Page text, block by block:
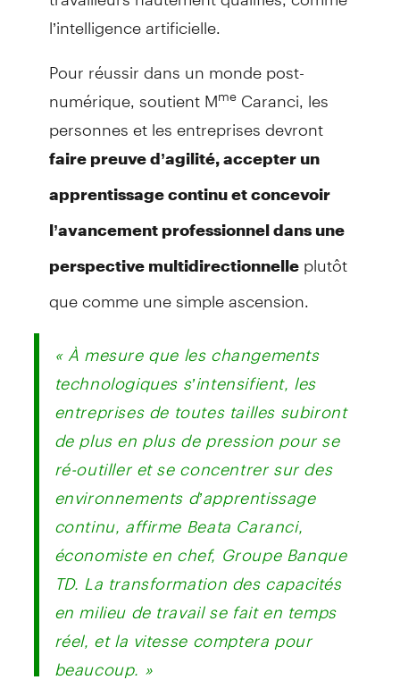
l’intelligence artificielle.
Pour réussir dans un monde post-
numérique, soutient MmeCaranci, les
personnes et les entreprises devront
faire preuve d’agilité, accepter un
apprentissage continu et concevoir
l’avancement professionnel dans une
perspective multidirectionnelleplutôt
que comme une simple ascension.
« À mesure que les changements
technologiques s’intensifient, les
entreprises de toutes tailles subiront
de plus en plus de pression pour se
ré-outiller et se concentrer sur des
environnements d’apprentissage
continu, affirme Beata Caranci,
économiste en chef, Groupe Banque
TD. La transformation des capacités
en milieu de travail se fait en temps
réel, et la vitesse comptera pour
beaucoup. »